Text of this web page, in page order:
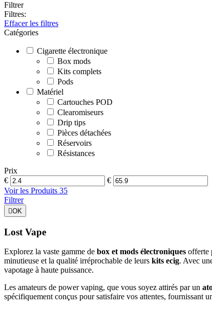
Filtrer
Filtres:
Effacer les filtres
Catégories
Cigarette électronique
Box mods
Kits complets
Pods
Matériel
Cartouches POD
Clearomiseurs
Drip tips
Pièces détachées
Réservoirs
Résistances
Prix
€
€
Voir les Produits 35
Filtrer
OK
Lost Vape
Explorez la vaste gamme de box et mods électroniques offerte
minutieuse et la qualité irréprochable de leurs kits ecig. Avec
vapotage à haute puissance.
Les amateurs de power vaping, que vous soyez attirés par un
spécifiquement conçus pour satisfaire vos attentes, fournissant